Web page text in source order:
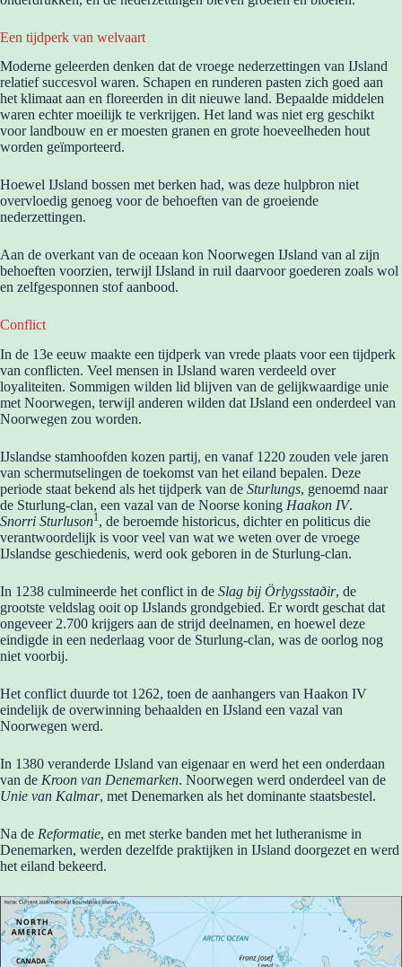
Een tijdperk van welvaart
Moderne geleerden denken dat de vroege nederzettingen van IJsland
relatief succesvol waren. Schapen en runderen pasten zich goed aan
het klimaat aan en floreerden in dit nieuwe land. Bepaalde middelen
waren echter moeilijk te verkrijgen. Het land was niet erg geschikt
voor landbouw en er moesten granen en grote hoeveelheden hout
worden geïmporteerd.
Hoewel IJsland bossen met berken had, was deze hulpbron niet
overvloedig genoeg voor de behoeften van de groeiende
nederzettingen.
Aan de overkant van de oceaan kon Noorwegen IJsland van al zijn
behoeften voorzien, terwijl IJsland in ruil daarvoor goederen zoals wol
en zelfgesponnen stof aanbood.
Conflict
In de 13e eeuw maakte een tijdperk van vrede plaats voor een tijdperk
van conflicten. Veel mensen in IJsland waren verdeeld over
loyaliteiten. Sommigen wilden lid blijven van de gelijkwaardige unie
met Noorwegen, terwijl anderen wilden dat IJsland een onderdeel van
Noorwegen zou worden.
IJslandse stamhoofden kozen partij, en vanaf 1220 zouden vele jaren
van schermutselingen de toekomst van het eiland bepalen. Deze
periode staat bekend als het tijdperk van de Sturlungs, genoemd naar
de Sturlung-clan, een vazal van de Noorse koning Haakon IV.
Snorri Sturluson1, de beroemde historicus, dichter en politicus die
verantwoordelijk is voor veel van wat we weten over de vroege
IJslandse geschiedenis, werd ook geboren in de Sturlung-clan.
In 1238 culmineerde het conflict in de Slag bij Örlygsstaðir, de
grootste veldslag ooit op IJslands grondgebied. Er wordt geschat dat
ongeveer 2.700 krijgers aan de strijd deelnamen, en hoewel deze
eindigde in een nederlaag voor de Sturlung-clan, was de oorlog nog
niet voorbij.
Het conflict duurde tot 1262, toen de aanhangers van Haakon IV
eindelijk de overwinning behaalden en IJsland een vazal van
Noorwegen werd.
In 1380 veranderde IJsland van eigenaar en werd het een onderdaan
van de Kroon van Denemarken. Noorwegen werd onderdeel van de
Unie van Kalmar, met Denemarken als het dominante staatsbestel.
Na de Reformatie, en met sterke banden met het lutheranisme in
Denemarken, werden dezelfde praktijken in IJsland doorgezet en werd
het eiland bekeerd.